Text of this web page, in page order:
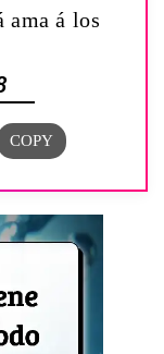
ama á los